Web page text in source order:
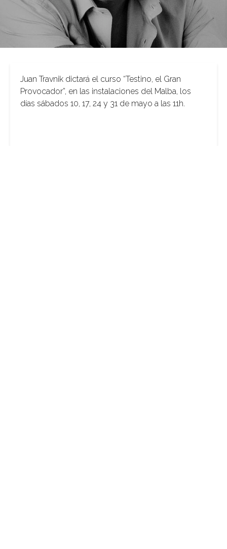
Juan Travnik dictará el curso “Testino, el Gran
Provocador”, en las instalaciones del Malba, los
días sábados 10, 17, 24 y 31 de mayo a las 11h.